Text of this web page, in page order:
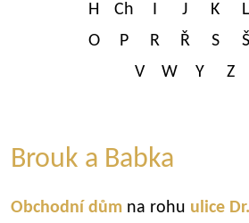
H
Ch I J K L
O
P R Ř S Š
V
W Y Z
Brouk a Babka
Obchodní dům na rohu ulice